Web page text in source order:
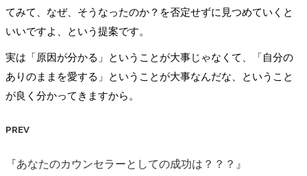
てみて、なぜ、そうなったのか？を否定せずに見つめていくと
いいですよ、という提案です。
実は「原因が分かる」ということが大事じゃなくて、「自分の
ありのままを愛する」ということが大事なんだな、ということ
が良く分かってきますから。
PREV
『あなたのカウンセラーとしての成功は？？？』